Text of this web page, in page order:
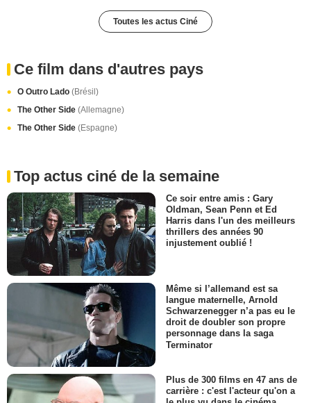
Toutes les actus Ciné
Ce film dans d'autres pays
O Outro Lado (Brésil)
The Other Side (Allemagne)
The Other Side (Espagne)
Top actus ciné de la semaine
Ce soir entre amis : Gary
Oldman, Sean Penn et Ed
Harris dans l'un des meilleurs
thrillers des années 90
injustement oublié !
Même si l’allemand est sa
langue maternelle, Arnold
Schwarzenegger n’a pas eu le
droit de doubler son propre
personnage dans la saga
Terminator
Plus de 300 films en 47 ans de
carrière : c'est l'acteur qu'on a